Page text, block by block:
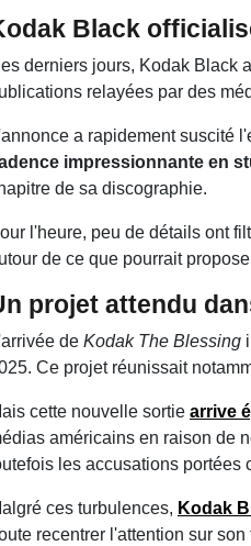
Black
derniers jours, Kodak Black
relayées par des
a rapidement suscité
impressionnante en
de sa discographie.
l'heure, peu de détails ont
de ce que pourrait
projet attendu
de Kodak The Blessing
Ce projet réunissait
cette nouvelle sortie arrive
américains en raison de
les accusations portées
ces turbulences, Kodak
recentrer l'attention sur